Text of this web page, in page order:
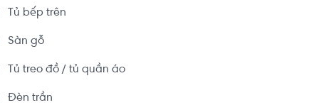
Tủ bếp trên
Sàn gỗ
Tủ treo đồ / tủ quần áo
Đèn trần